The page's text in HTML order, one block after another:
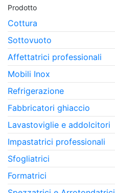
Prodotto
Cottura
Sottovuoto
Affettatrici professionali
Mobili Inox
Refrigerazione
Fabbricatori ghiaccio
Lavastoviglie e addolcitori
Impastatrici professionali
Sfogliatrici
Formatrici